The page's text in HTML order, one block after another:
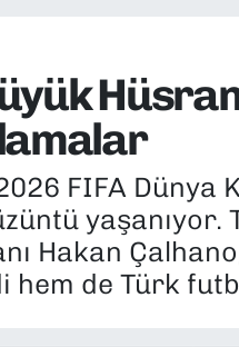
FIFA Dünya
Hakan
hem de Türk